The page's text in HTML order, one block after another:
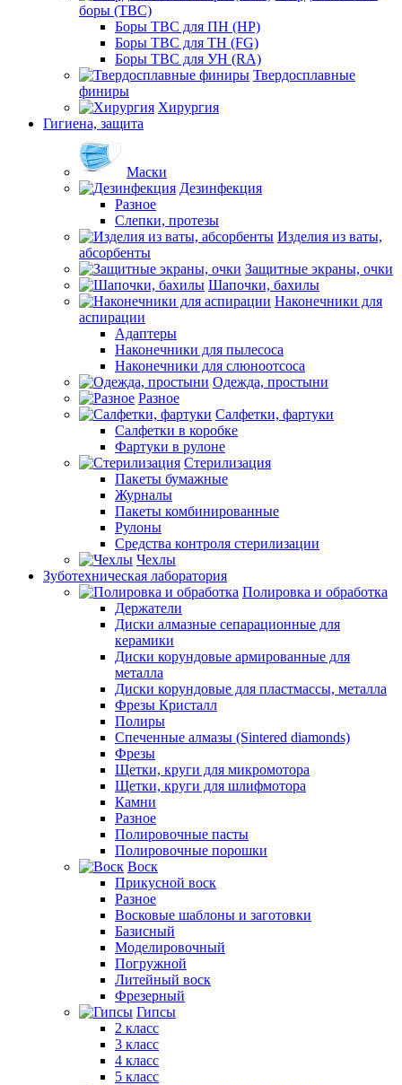
боры (ТВС)
Боры ТВС для ПН (HP)
Боры ТВС для ТН (FG)
Боры ТВС для УН (RA)
Твердосплавные
финиры
Хирургия
Гигиена, защита
Маски
Дезинфекция
Разное
Слепки, протезы
Изделия из ваты,
абсорбенты
Защитные экраны, очки
Шапочки, бахилы
Наконечники для
аспирации
Адаптеры
Наконечники для пылесоса
Наконечники для слюноотсоса
Одежда, простыни
Разное
Салфетки, фартуки
Салфетки в коробке
Фартуки в рулоне
Стерилизация
Пакеты бумажные
Журналы
Пакеты комбинированные
Рулоны
Средства контроля стерилизации
Чехлы
Зуботехническая лаборатория
Полировка и обработка
Держатели
Диски алмазные сепарационные для
керамики
Диски корундовые армированные для
металла
Диски корундовые для пластмассы, металла
Фрезы Кристалл
Полиры
Спеченные алмазы (Sintered diamonds)
Фрезы
Щетки, круги для микромотора
Щетки, круги для шлифмотора
Камни
Разное
Полировочные пасты
Полировочные порошки
Воск
Прикусной воск
Разное
Восковые шаблоны и заготовки
Базисный
Моделировочный
Погружной
Литейный воск
Фрезерный
Гипсы
2 класс
3 класс
4 класс
5 класс